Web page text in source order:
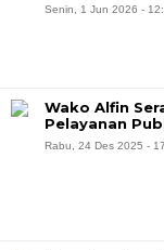
Senin, 1 Jun 2026 -
Wako Alfin
Pelayanan
Rabu, 24 Des 2025 -